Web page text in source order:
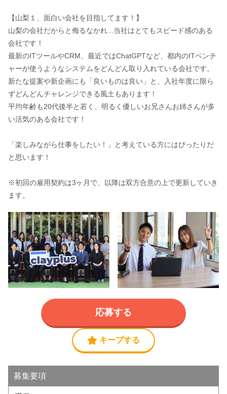
【山梨１、面白い会社を目指してます！】
山梨の会社だからと侮るなかれ...当社はとてもスピード感のある
会社です！
最新のITツールやCRM、最近ではChatGPTなど、都内のITベンチ
ャーが使うようなシステムをどんどん取り入れている会社です。
新たな提案や新企画にも「良いものは良い」と、入社年度に限ら
ずどんどんチャレンジできる風土もあります！
平均年齢も20代後半と若く、明るく優しいお兄さんお姉さんが多
い活気のある会社です！
「楽しみながら仕事をしたい！」と考えている方にはぴったりだ
と思います！
※初回の雇用契約は3ヶ月で、以降は双方合意の上で更新していき
ます。
キープする
応募する
募集要項